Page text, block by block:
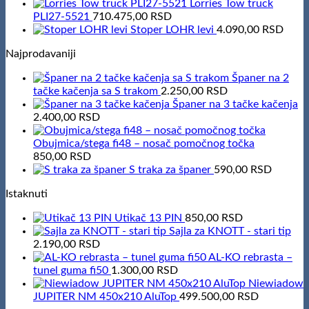
Lorries Tow truck
PLI27-5521 710.475,00 RSD
Stoper LOHR levi 4.090,00 RSD
Najprodavaniji
Španer na 2
tačke kačenja sa S trakom 2.250,00 RSD
Španer na 3 tačke kačenja
2.400,00 RSD
Obujmica/stega fi48 – nosač pomočnog točka
850,00 RSD
S traka za španer 590,00 RSD
Istaknuti
Utikač 13 PIN 850,00 RSD
Sajla za KNOTT - stari tip
2.190,00 RSD
AL-KO rebrasta –
tunel guma fi50 1.300,00 RSD
Niewiadow
JUPITER NM 450x210 AluTop 499.500,00 RSD